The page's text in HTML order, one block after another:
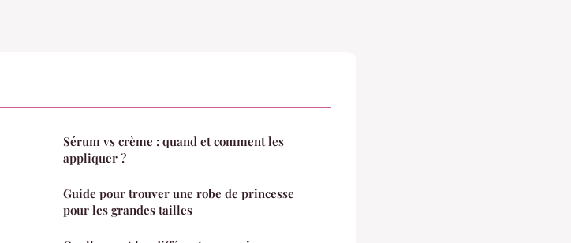
Sérum vs crème : quand et comment les
appliquer ?
Guide pour trouver une robe de princesse
pour les grandes tailles